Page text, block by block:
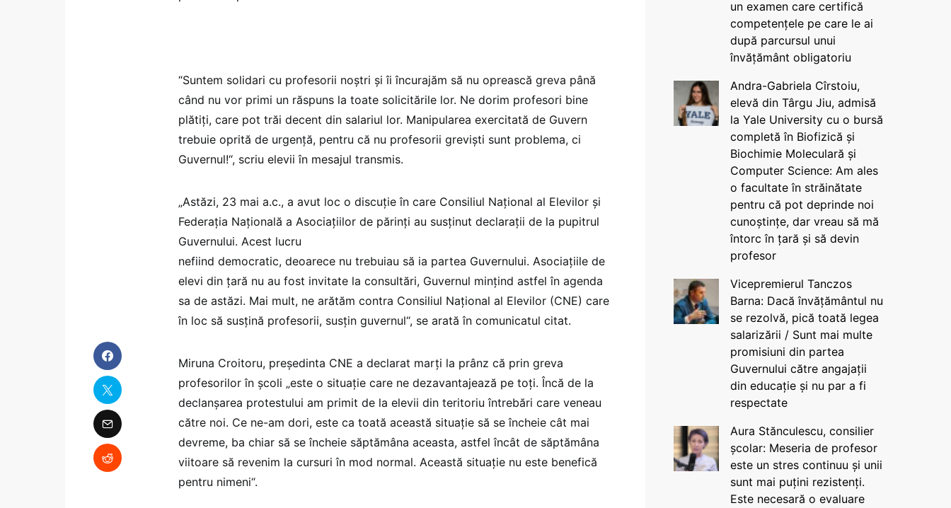
“Suntem solidari cu profesorii noștri și îi încurajăm să nu oprească greva până
când nu vor primi un răspuns la toate solicitările lor. Ne dorim profesori bine
plătiți, care pot trăi decent din salariul lor. Manipularea exercitată de Guvern
trebuie oprită de urgență, pentru că nu profesorii greviști sunt problema, ci
Guvernul!“, scriu elevii în mesajul transmis.
„Astăzi, 23 mai a.c., a avut loc o discuție în care Consiliul Național al Elevilor și
Federația Națională a Asociațiilor de părinți au susținut declarații de la pupitrul
Guvernului. Acest lucru
nefiind democratic, deoarece nu trebuiau să ia partea Guvernului. Asociațiile de
elevi din țară nu au fost invitate la consultări, Guvernul mințind astfel în agenda
sa de astăzi. Mai mult, ne arătăm contra Consiliul Național al Elevilor (CNE) care
în loc să susțină profesorii, susțin guvernul“, se arată în comunicatul citat.
Miruna Croitoru, președinta CNE a declarat marți la prânz că prin greva
profesorilor în școli „este o situație care ne dezavantajează pe toți. Încă de la
declanșarea protestului am primit de la elevii din teritoriu întrebări care veneau
către noi. Ce ne-am dori, este ca toată această situație să se încheie cât mai
devreme, ba chiar să se încheie săptămâna aceasta, astfel încât de săptămâna
viitoare să revenim la cursuri în mod normal. Această situație nu este benefică
pentru nimeni“.
un examen care certifică
competențele pe care le ai
după parcursul unui
învățământ obligatoriu
Andra-Gabriela Cîrstoiu,
elevă din Târgu Jiu, admisă
la Yale University cu o bursă
completă în Biofizică și
Biochimie Moleculară și
Computer Science: Am ales
o facultate în străinătate
pentru că pot deprinde noi
cunoștințe, dar vreau să mă
întorc în țară și să devin
profesor
Vicepremierul Tanczos
Barna: Dacă învățământul nu
se rezolvă, pică toată legea
salarizării / Sunt mai multe
promisiuni din partea
Guvernului către angajații
din educație și nu par a fi
respectate
Aura Stănculescu, consilier
școlar: Meseria de profesor
este un stres continuu și unii
sunt mai puțini rezistenți.
Este necesară o evaluare